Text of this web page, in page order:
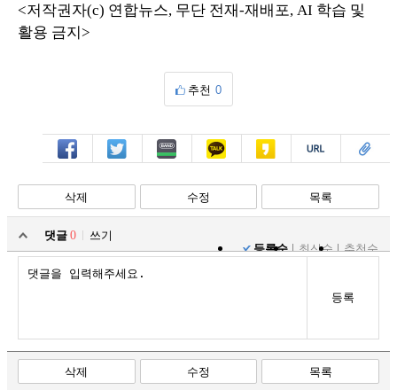
<저작권자(c) 연합뉴스, 무단 전재-재배포, AI 학습 및
활용 금지>
추천 0
페북 트윗 밴드 카톡 카스 복사 스크랩
삭제 수정 목록
댓글 0
쓰기
등록순
최신순 추천순
등록
삭제 수정 목록